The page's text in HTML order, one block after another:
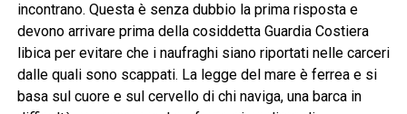
incontrano. Questa è senza dubbio la prima risposta e
devono arrivare prima della cosiddetta Guardia Costiera
libica per evitare che i naufraghi siano riportati nelle carceri
dalle quali sono scappati. La legge del mare è ferrea e si
basa sul cuore e sul cervello di chi naviga, una barca in